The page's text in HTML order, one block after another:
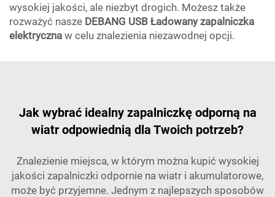
wysokiej jakości, ale niezbyt drogich. Możesz także
rozważyć nasze DEBANG USB Ładowany zapalniczka
elektryczna w celu znalezienia niezawodnej opcji.
Jak wybrać idealny zapalniczkę odporną na
wiatr odpowiednią dla Twoich potrzeb?
Znalezienie miejsca, w którym można kupić wysokiej
jakości zapalniczki odpornie na wiatr i akumulatorowe,
może być przyjemne. Jednym z najlepszych sposobów